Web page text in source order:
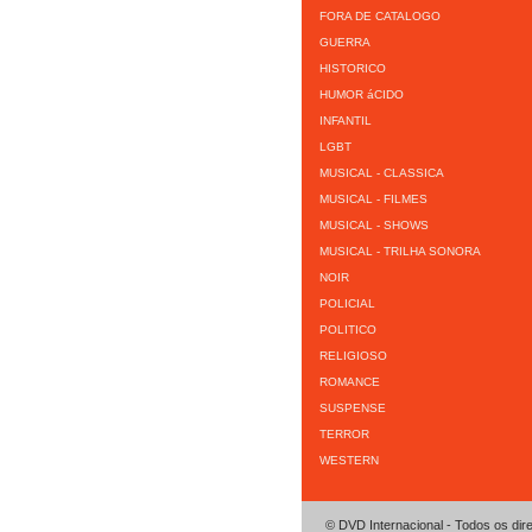
FORA DE CATALOGO
GUERRA
HISTORICO
HUMOR áCIDO
INFANTIL
LGBT
MUSICAL - CLASSICA
MUSICAL - FILMES
MUSICAL - SHOWS
MUSICAL - TRILHA SONORA
NOIR
POLICIAL
POLITICO
RELIGIOSO
ROMANCE
SUSPENSE
TERROR
WESTERN
© DVD Internacional - Todos os